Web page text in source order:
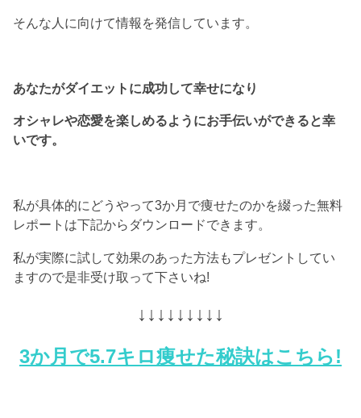
そんな人に向けて情報を発信しています。
あなたがダイエットに成功して幸せになり
オシャレや恋愛を楽しめるようにお手伝いができると幸
いです。
私が具体的にどうやって3か月で痩せたのかを綴った無料
レポートは下記からダウンロードできます。
私が実際に試して効果のあった方法もプレゼントしてい
ますので是非受け取って下さいね!
↓↓↓↓↓↓↓↓↓
3か月で5.7キロ痩せた秘訣はこちら!